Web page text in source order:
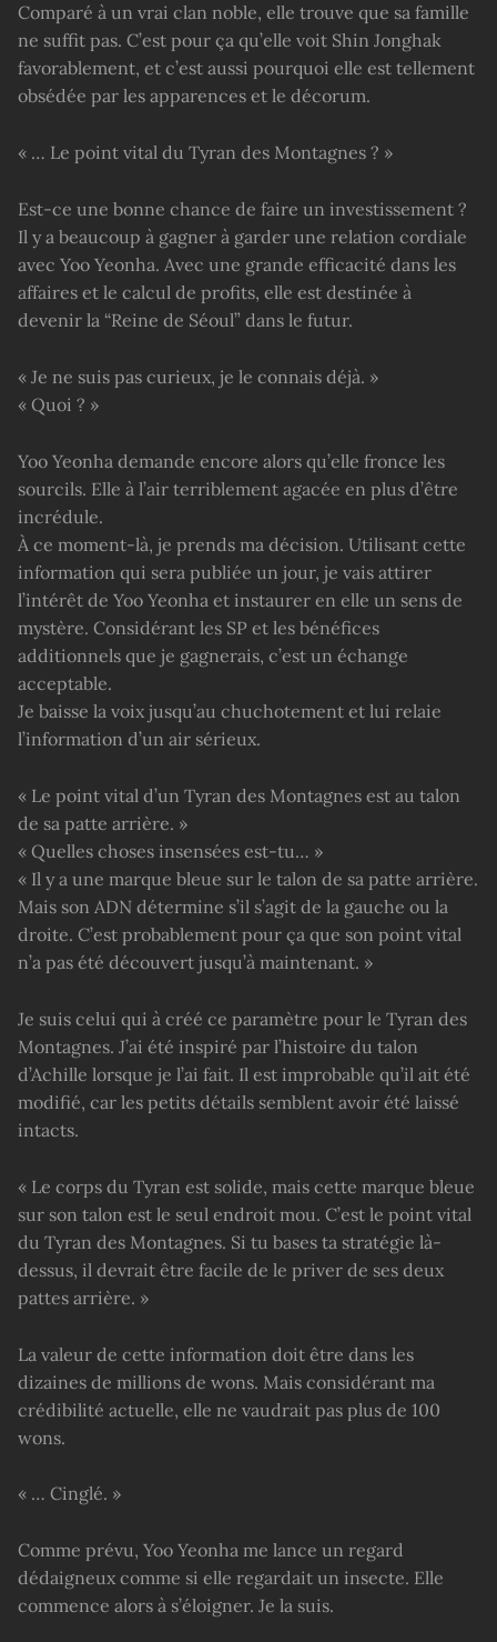
Comparé à un vrai clan noble, elle trouve que sa famille
ne suffit pas. C’est pour ça qu’elle voit Shin Jonghak
favorablement, et c’est aussi pourquoi elle est tellement
obsédée par les apparences et le décorum.
« … Le point vital du Tyran des Montagnes ? »
Est-ce une bonne chance de faire un investissement ?
Il y a beaucoup à gagner à garder une relation cordiale
avec Yoo Yeonha. Avec une grande efficacité dans les
affaires et le calcul de profits, elle est destinée à
devenir la “Reine de Séoul” dans le futur.
« Je ne suis pas curieux, je le connais déjà. »
« Quoi ? »
Yoo Yeonha demande encore alors qu’elle fronce les
sourcils. Elle à l’air terriblement agacée en plus d’être
incrédule.
À ce moment-là, je prends ma décision. Utilisant cette
information qui sera publiée un jour, je vais attirer
l’intérêt de Yoo Yeonha et instaurer en elle un sens de
mystère. Considérant les SP et les bénéfices
additionnels que je gagnerais, c’est un échange
acceptable.
Je baisse la voix jusqu’au chuchotement et lui relaie
l’information d’un air sérieux.
« Le point vital d’un Tyran des Montagnes est au talon
de sa patte arrière. »
« Quelles choses insensées est-tu… »
« Il y a une marque bleue sur le talon de sa patte arrière.
Mais son ADN détermine s’il s’agit de la gauche ou la
droite. C’est probablement pour ça que son point vital
n’a pas été découvert jusqu’à maintenant. »
Je suis celui qui à créé ce paramètre pour le Tyran des
Montagnes. J’ai été inspiré par l’histoire du talon
d’Achille lorsque je l’ai fait. Il est improbable qu’il ait été
modifié, car les petits détails semblent avoir été laissé
intacts.
« Le corps du Tyran est solide, mais cette marque bleue
sur son talon est le seul endroit mou. C’est le point vital
du Tyran des Montagnes. Si tu bases ta stratégie là-
dessus, il devrait être facile de le priver de ses deux
pattes arrière. »
La valeur de cette information doit être dans les
dizaines de millions de wons. Mais considérant ma
crédibilité actuelle, elle ne vaudrait pas plus de 100
wons.
« … Cinglé. »
Comme prévu, Yoo Yeonha me lance un regard
dédaigneux comme si elle regardait un insecte. Elle
commence alors à s’éloigner. Je la suis.